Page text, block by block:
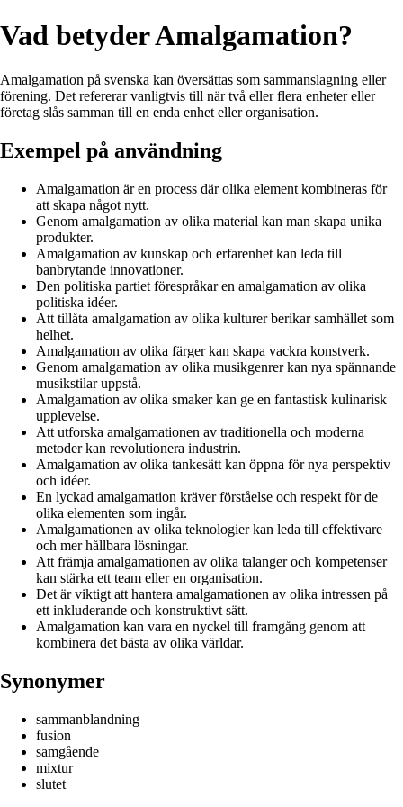
Vad betyder Amalgamation?
Amalgamation på svenska kan översättas som sammanslagning eller
förening. Det refererar vanligtvis till när två eller flera enheter eller
företag slås samman till en enda enhet eller organisation.
Exempel på användning
Amalgamation är en process där olika element kombineras för
att skapa något nytt.
Genom amalgamation av olika material kan man skapa unika
produkter.
Amalgamation av kunskap och erfarenhet kan leda till
banbrytande innovationer.
Den politiska partiet förespråkar en amalgamation av olika
politiska idéer.
Att tillåta amalgamation av olika kulturer berikar samhället som
helhet.
Amalgamation av olika färger kan skapa vackra konstverk.
Genom amalgamation av olika musikgenrer kan nya spännande
musikstilar uppstå.
Amalgamation av olika smaker kan ge en fantastisk kulinarisk
upplevelse.
Att utforska amalgamationen av traditionella och moderna
metoder kan revolutionera industrin.
Amalgamation av olika tankesätt kan öppna för nya perspektiv
och idéer.
En lyckad amalgamation kräver förståelse och respekt för de
olika elementen som ingår.
Amalgamationen av olika teknologier kan leda till effektivare
och mer hållbara lösningar.
Att främja amalgamationen av olika talanger och kompetenser
kan stärka ett team eller en organisation.
Det är viktigt att hantera amalgamationen av olika intressen på
ett inkluderande och konstruktivt sätt.
Amalgamation kan vara en nyckel till framgång genom att
kombinera det bästa av olika världar.
Synonymer
sammanblandning
fusion
samgående
mixtur
slutet